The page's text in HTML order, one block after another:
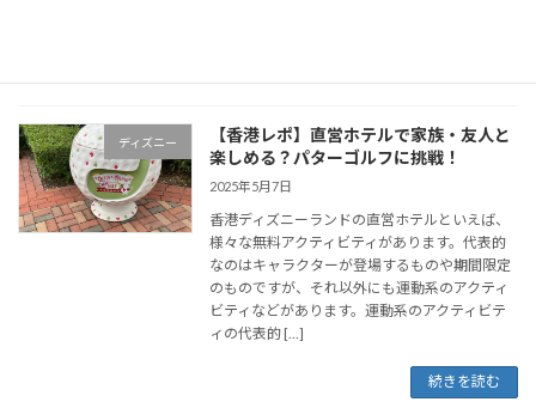
ディズニー
【香港レポ】直営ホテルで家族・友人と
楽しめる？パターゴルフに挑戦！
2025年5月7日
香港ディズニーランドの直営ホテルといえば、
様々な無料アクティビティがあります。代表的
なのはキャラクターが登場するものや期間限定
のものですが、それ以外にも運動系のアクティ
ビティなどがあります。運動系のアクティビテ
ィの代表的 […]
続きを読む